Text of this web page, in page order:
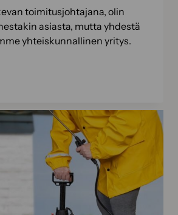
toimitusjohtajana, olin
asiasta, mutta yhdestä
yhteiskunnallinen yritys.